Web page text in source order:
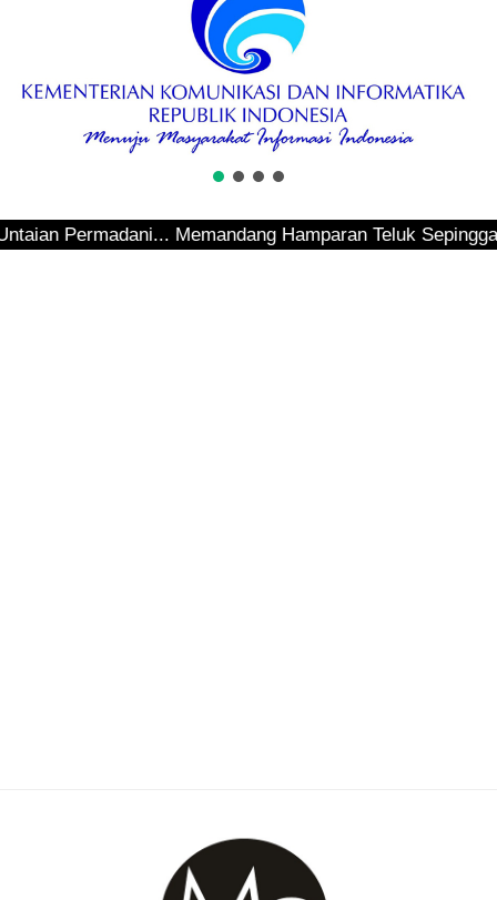
Permadani... Memandang Hamparan Teluk